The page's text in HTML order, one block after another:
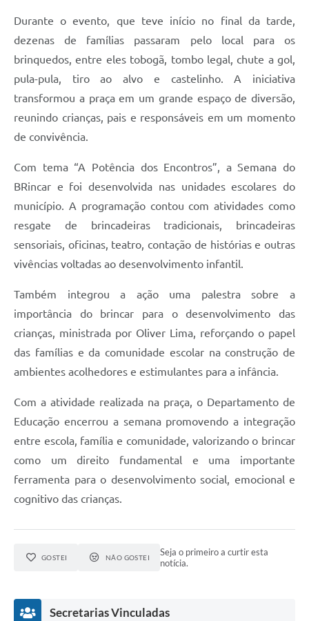
Durante o evento, que teve início no final da tarde,
dezenas de famílias passaram pelo local para os
brinquedos, entre eles tobogã, tombo legal, chute a gol,
pula-pula, tiro ao alvo e castelinho. A iniciativa
transformou a praça em um grande espaço de diversão,
reunindo crianças, pais e responsáveis em um momento
de convivência.
Com tema “A Potência dos Encontros”, a Semana do
BRincar e foi desenvolvida nas unidades escolares do
município. A programação contou com atividades como
resgate de brincadeiras tradicionais, brincadeiras
sensoriais, oficinas, teatro, contação de histórias e outras
vivências voltadas ao desenvolvimento infantil.
Também integrou a ação uma palestra sobre a
importância do brincar para o desenvolvimento das
crianças, ministrada por Oliver Lima, reforçando o papel
das famílias e da comunidade escolar na construção de
ambientes acolhedores e estimulantes para a infância.
Com a atividade realizada na praça, o Departamento de
Educação encerrou a semana promovendo a integração
entre escola, família e comunidade, valorizando o brincar
como um direito fundamental e uma importante
ferramenta para o desenvolvimento social, emocional e
cognitivo das crianças.
GOSTEI NÃO GOSTEI
Seja o primeiro a curtir esta
notícia.
Secretarias Vinculadas